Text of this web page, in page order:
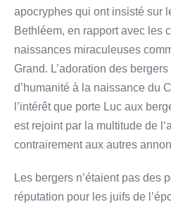
apocryphes qui ont insisté sur
Bethléem, en rapport avec les
naissances miraculeuses
Grand. L’adoration des
d’humanité à la naissance du
l’intérêt que porte Luc aux
est rejoint par la multitude de
contrairement aux autres
Les bergers n’étaient pas des
réputation pour les juifs de